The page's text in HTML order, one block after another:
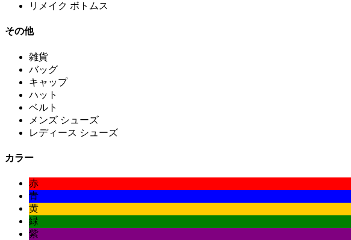
リメイク ボトムス
その他
雑貨
バッグ
キャップ
ハット
ベルト
メンズ シューズ
レディース シューズ
カラー
赤
青
黄
緑
紫